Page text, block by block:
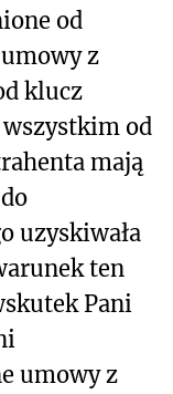
od
z
klucz
od
mają
uzyskiwała
ten
Pani
umowy z